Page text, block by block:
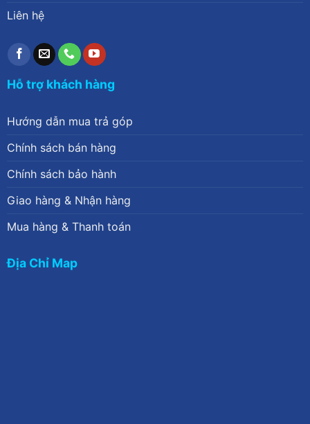
Liên hệ
Hỗ trợ khách hàng
Hướng dẫn mua trả góp
Chính sách bán hàng
Chính sách bảo hành
Giao hàng & Nhận hàng
Mua hàng & Thanh toán
Địa Chỉ Map